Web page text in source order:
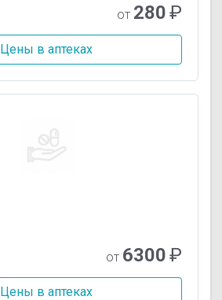
от 280₽
Цены в аптеках
от 6300₽
Цены в аптеках